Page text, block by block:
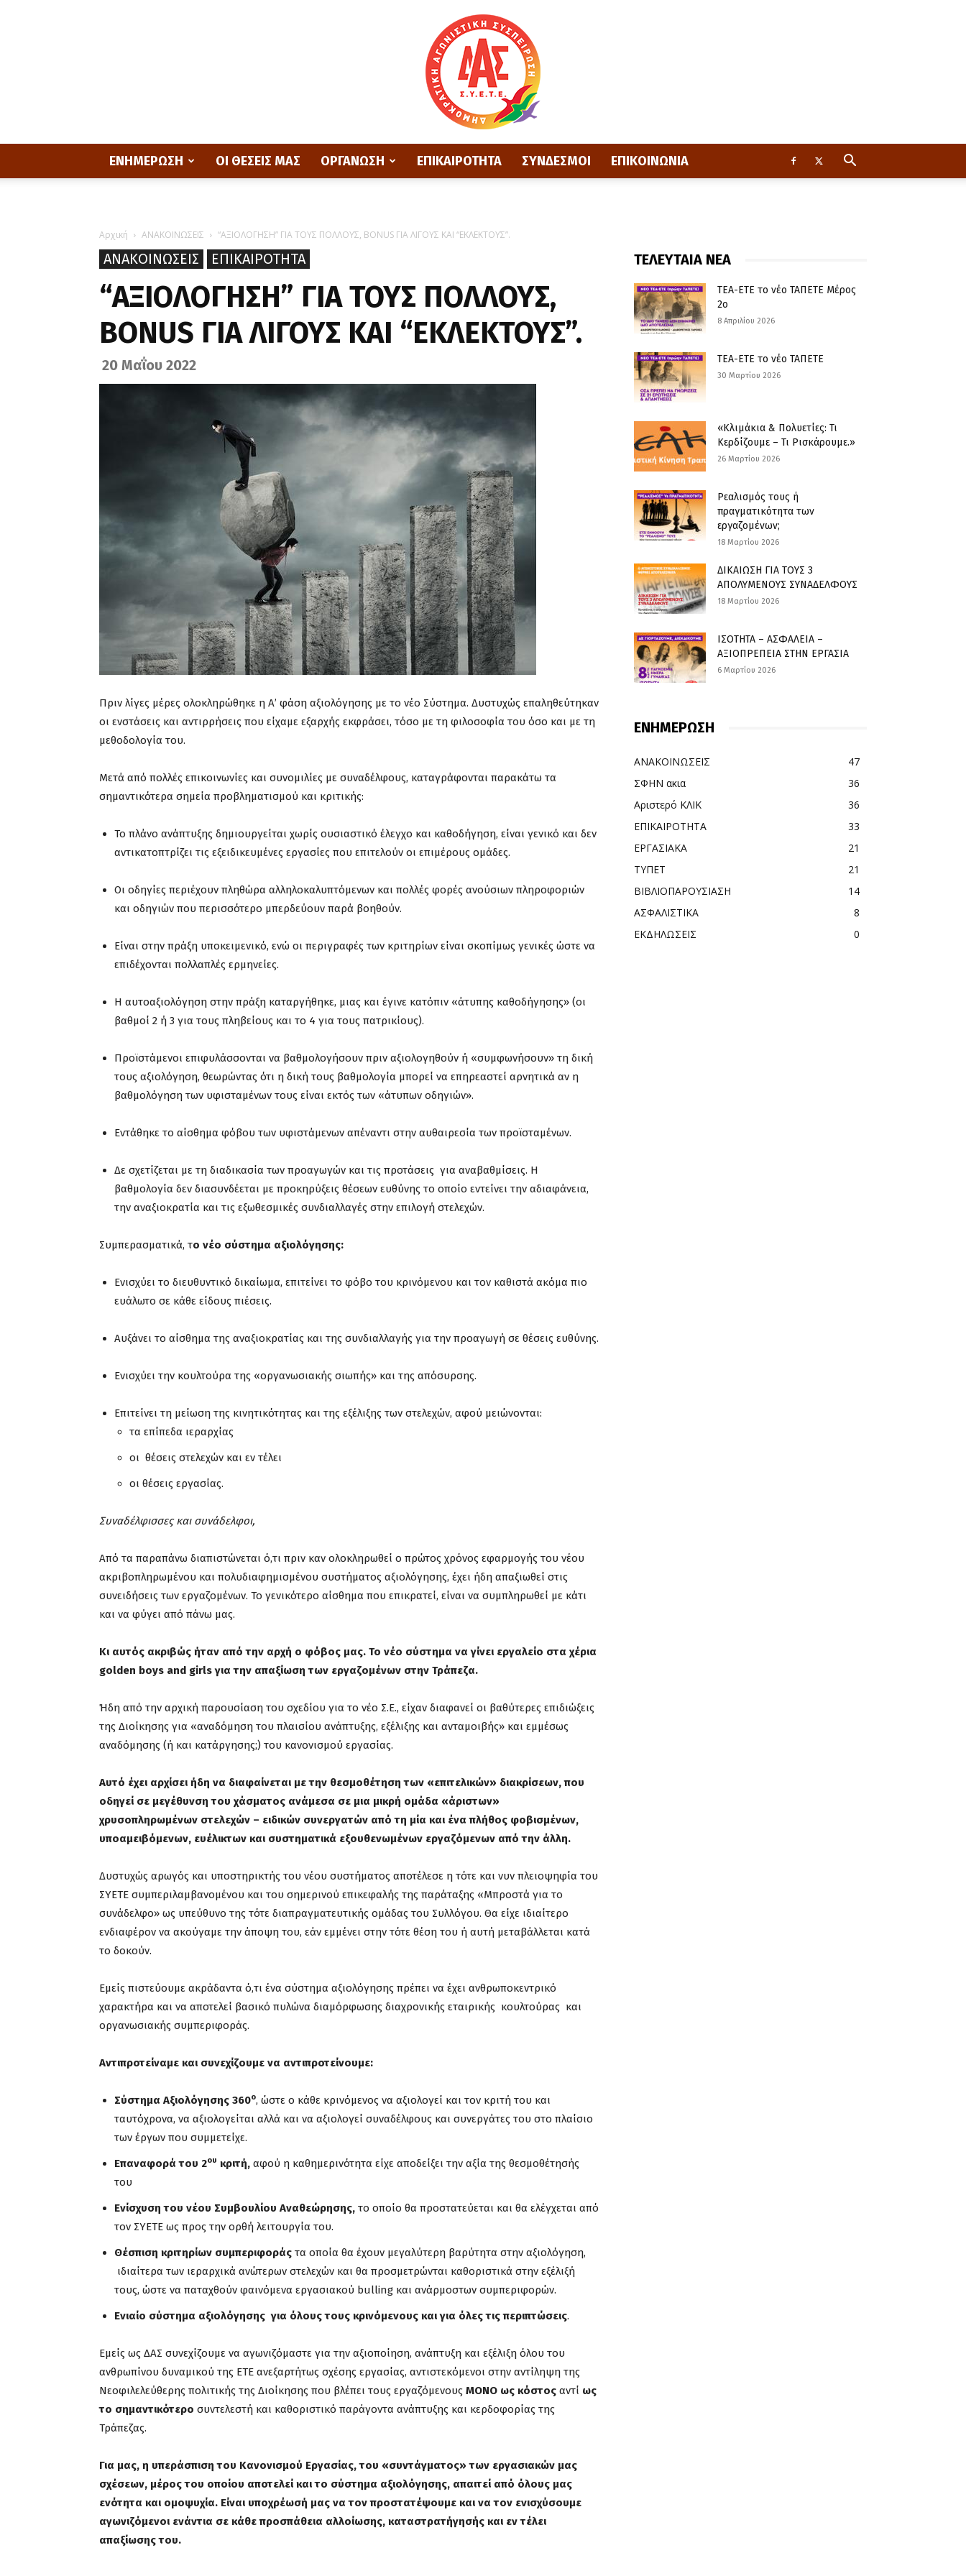
ΕΝΗΜΕΡΩΣΗ ΟΙ ΘΕΣΕΙΣ ΜΑΣ ΟΡΓΑΝΩΣΗ ΕΠΙΚΑΙΡΟΤΗΤΑ ΣΥΝΔΕΣΜΟΙ ΕΠΙΚΟΙΝΩΝΙΑ
Αρχική ΑΝΑΚΟΙΝΩΣΕΙΣ “ΑΞΙΟΛΟΓΗΣΗ” ΓΙΑ ΤΟΥΣ ΠΟΛΛΟΥΣ, BONUS ΓΙΑ ΛΙΓΟΥΣ ΚΑΙ “ΕΚΛΕΚΤΟΥΣ”.
ΑΝΑΚΟΙΝΩΣΕΙΣ ΕΠΙΚΑΙΡΟΤΗΤΑ
“ΑΞΙΟΛΟΓΗΣΗ” ΓΙΑ ΤΟΥΣ ΠΟΛΛΟΥΣ,
BONUS ΓΙΑ ΛΙΓΟΥΣ ΚΑΙ “ΕΚΛΕΚΤΟΥΣ”.
20 Μαΐου 2022
Πριν λίγες μέρες ολοκληρώθηκε η Α’ φάση αξιολόγησης με το νέο Σύστημα. Δυστυχώς επαληθεύτηκαν
οι ενστάσεις και αντιρρήσεις που είχαμε εξαρχής εκφράσει, τόσο με τη φιλοσοφία του όσο και με τη
μεθοδολογία του.
Μετά από πολλές επικοινωνίες και συνομιλίες με συναδέλφους, καταγράφονται παρακάτω τα
σημαντικότερα σημεία προβληματισμού και κριτικής:
Το πλάνο ανάπτυξης δημιουργείται χωρίς ουσιαστικό έλεγχο και καθοδήγηση, είναι γενικό και δεν
αντικατοπτρίζει τις εξειδικευμένες εργασίες που επιτελούν οι επιμέρους ομάδες.
Οι οδηγίες περιέχουν πληθώρα αλληλοκαλυπτόμενων και πολλές φορές ανούσιων πληροφοριών
και οδηγιών που περισσότερο μπερδεύουν παρά βοηθούν.
Είναι στην πράξη υποκειμενικό, ενώ οι περιγραφές των κριτηρίων είναι σκοπίμως γενικές ώστε να
επιδέχονται πολλαπλές ερμηνείες.
Η αυτοαξιολόγηση στην πράξη καταργήθηκε, μιας και έγινε κατόπιν «άτυπης καθοδήγησης» (οι
βαθμοί 2 ή 3 για τους πληβείους και το 4 για τους πατρικίους).
Προϊστάμενοι επιφυλάσσονται να βαθμολογήσουν πριν αξιολογηθούν ή «συμφωνήσουν» τη δική
τους αξιολόγηση, θεωρώντας ότι η δική τους βαθμολογία μπορεί να επηρεαστεί αρνητικά αν η
βαθμολόγηση των υφισταμένων τους είναι εκτός των «άτυπων οδηγιών».
Εντάθηκε το αίσθημα φόβου των υφιστάμενων απέναντι στην αυθαιρεσία των προϊσταμένων.
Δε σχετίζεται με τη διαδικασία των προαγωγών και τις προτάσεις για αναβαθμίσεις. Η
βαθμολογία δεν διασυνδέεται με προκηρύξεις θέσεων ευθύνης το οποίο εντείνει την αδιαφάνεια,
την αναξιοκρατία και τις εξωθεσμικές συνδιαλλαγές στην επιλογή στελεχών.
Συμπερασματικά, το νέο σύστημα αξιολόγησης:
Ενισχύει το διευθυντικό δικαίωμα, επιτείνει το φόβο του κρινόμενου και τον καθιστά ακόμα πιο
ευάλωτο σε κάθε είδους πιέσεις.
Αυξάνει το αίσθημα της αναξιοκρατίας και της συνδιαλλαγής για την προαγωγή σε θέσεις ευθύνης.
Ενισχύει την κουλτούρα της «οργανωσιακής σιωπής» και της απόσυρσης.
Επιτείνει τη μείωση της κινητικότητας και της εξέλιξης των στελεχών, αφού μειώνονται:
τα επίπεδα ιεραρχίας
οι θέσεις στελεχών και εν τέλει
οι θέσεις εργασίας.
Συναδέλφισσες και συνάδελφοι,
Από τα παραπάνω διαπιστώνεται ό,τι πριν καν ολοκληρωθεί ο πρώτος χρόνος εφαρμογής του νέου
ακριβοπληρωμένου και πολυδιαφημισμένου συστήματος αξιολόγησης, έχει ήδη απαξιωθεί στις
συνειδήσεις των εργαζομένων. Το γενικότερο αίσθημα που επικρατεί, είναι να συμπληρωθεί με κάτι
και να φύγει από πάνω μας.
Κι αυτός ακριβώς ήταν από την αρχή ο φόβος μας. Το νέο σύστημα να γίνει εργαλείο στα χέρια
golden boys and girlsγια την απαξίωση των εργαζομένων στην Τράπεζα.
Ήδη από την αρχική παρουσίαση του σχεδίου για το νέο Σ.Ε., είχαν διαφανεί οι βαθύτερες επιδιώξεις
της Διοίκησης για «αναδόμηση του πλαισίου ανάπτυξης, εξέλιξης και ανταμοιβής» και εμμέσως
αναδόμησης (ή και κατάργησης;) του κανονισμού εργασίας.
Αυτό έχει αρχίσει ήδη να διαφαίνεται με την θεσμοθέτηση των «επιτελικών» διακρίσεων, που
οδηγεί σε μεγέθυνση του χάσματος ανάμεσα σε μια μικρή ομάδα «άριστων»
χρυσοπληρωμένων στελεχών – ειδικών συνεργατών από τη μία και ένα πλήθος φοβισμένων,
υποαμειβόμενων, ευέλικτων και συστηματικά εξουθενωμένων εργαζόμενων από την άλλη.
Δυστυχώς αρωγός και υποστηρικτής του νέου συστήματος αποτέλεσε η τότε και νυν πλειοψηφία του
ΣΥΕΤΕ συμπεριλαμβανομένου και του σημερινού επικεφαλής της παράταξης «Μπροστά για το
συνάδελφο» ως υπεύθυνο της τότε διαπραγματευτικής ομάδας του Συλλόγου. Θα είχε ιδιαίτερο
ενδιαφέρον να ακούγαμε την άποψη του, εάν εμμένει στην τότε θέση του ή αυτή μεταβάλλεται κατά
το δοκούν.
Εμείς πιστεύουμε ακράδαντα ό,τι ένα σύστημα αξιολόγησης πρέπει να έχει ανθρωποκεντρικό
χαρακτήρα και να αποτελεί βασικό πυλώνα διαμόρφωσης διαχρονικής εταιρικής κουλτούρας και
οργανωσιακής συμπεριφοράς.
Αντιπροτείναμε και συνεχίζουμε να αντιπροτείνουμε:
Σύστημα Αξιολόγησης 360ο, ώστε ο κάθε κρινόμενος να αξιολογεί και τον κριτή του και
ταυτόχρονα, να αξιολογείται αλλά και να αξιολογεί συναδέλφους και συνεργάτες του στο πλαίσιο
των έργων που συμμετείχε.
Επαναφορά του 2ου κριτή, αφού η καθημερινότητα είχε αποδείξει την αξία της θεσμοθέτησής
του
Ενίσχυση του νέου Συμβουλίου Αναθεώρησης, το οποίο θα προστατεύεται και θα ελέγχεται από
τον ΣΥΕΤΕ ως προς την ορθή λειτουργία του.
Θέσπιση κριτηρίων συμπεριφοράς τα οποία θα έχουν μεγαλύτερη βαρύτητα στην αξιολόγηση,
ιδιαίτερα των ιεραρχικά ανώτερων στελεχών και θα προσμετρώνται καθοριστικά στην εξέλιξή
τους, ώστε να παταχθούν φαινόμενα εργασιακού bulling και ανάρμοστων συμπεριφορών.
Ενιαίο σύστημα αξιολόγησης για όλους τους κρινόμενους και για όλες τις περιπτώσεις.
Εμείς ως ΔΑΣ συνεχίζουμε να αγωνιζόμαστε για την αξιοποίηση, ανάπτυξη και εξέλιξη όλου του
ανθρωπίνου δυναμικού της ΕΤΕ ανεξαρτήτως σχέσης εργασίας, αντιστεκόμενοι στην αντίληψη της
Νεοφιλελεύθερης πολιτικής της Διοίκησης που βλέπει τους εργαζόμενους ΜΟΝΟ ως κόστος αντί ως
το σημαντικότερο συντελεστή και καθοριστικό παράγοντα ανάπτυξης και κερδοφορίας της
Τράπεζας.
Για μας, η υπεράσπιση του Κανονισμού Εργασίας, του «συντάγματος» των εργασιακών μας
σχέσεων, μέρος του οποίου αποτελεί και το σύστημα αξιολόγησης, απαιτεί από όλους μας
ενότητα και ομοψυχία. Είναι υποχρέωσή μας να τον προστατέψουμε και να τον ενισχύσουμε
αγωνιζόμενοι ενάντια σε κάθε προσπάθεια αλλοίωσης, καταστρατήγησής και εν τέλει
απαξίωσης του.
ΤΕΛΕΥΤΑΙΑ ΝΕΑ
ΤΕΑ-ΕΤΕ το νέο ΤΑΠΕΤΕ Μέρος
2ο
8 Απριλίου 2026
ΤΕΑ-ΕΤΕ το νέο ΤΑΠΕΤΕ
30 Μαρτίου 2026
«Κλιμάκια & Πολυετίες: Τι
Κερδίζουμε – Τι Ρισκάρουμε.»
26 Μαρτίου 2026
Ρεαλισμός τους ή
πραγματικότητα των
εργαζομένων;
18 Μαρτίου 2026
ΔΙΚΑΙΩΣΗ ΓΙΑ ΤΟΥΣ 3
ΑΠΟΛΥΜΕΝΟΥΣ ΣΥΝΑΔΕΛΦΟΥΣ
18 Μαρτίου 2026
ΙΣΟΤΗΤΑ – ΑΣΦΑΛΕΙΑ –
ΑΞΙΟΠΡΕΠΕΙΑ ΣΤΗΝ ΕΡΓΑΣΙΑ
6 Μαρτίου 2026
ΕΝΗΜΕΡΩΣΗ
ΑΝΑΚΟΙΝΩΣΕΙΣ
47
ΣΦΗΝ ακια
36
Αριστερό ΚΛΙΚ
36
ΕΠΙΚΑΙΡΟΤΗΤΑ
33
ΕΡΓΑΣΙΑΚΑ
21
ΤΥΠΕΤ
21
ΒΙΒΛΙΟΠΑΡΟΥΣΙΑΣΗ
14
ΑΣΦΑΛΙΣΤΙΚΑ
8
ΕΚΔΗΛΩΣΕΙΣ
0